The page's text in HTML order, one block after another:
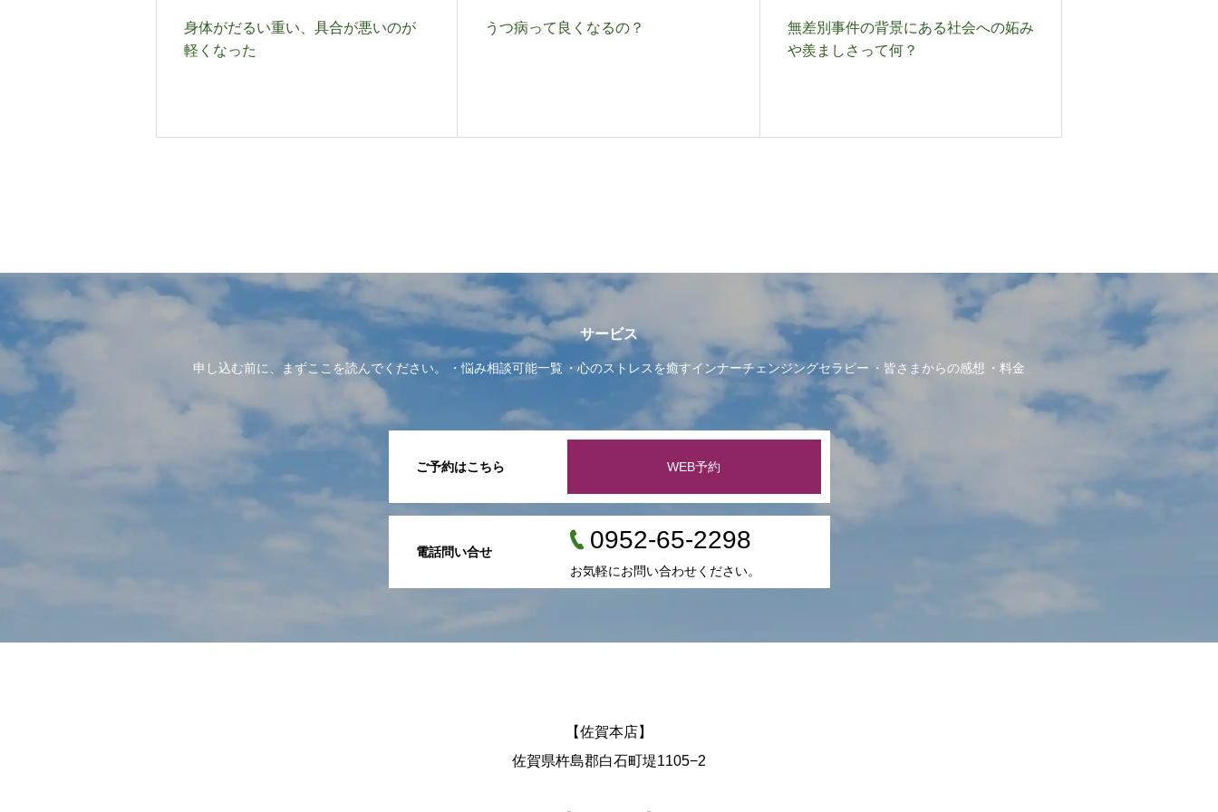
身体がだるい重い、具合が悪いのが
軽くなった
うつ病って良くなるの？
無差別事件の背景にある社会への妬み
や羨ましさって何？
サービス
申し込む前に、まずここを読んでください。 悩み相談可能一覧 心のストレスを癒すインナーチェンジングセラピー 皆さまからの感想 料金
ご予約はこちら WEB予約
電話問い合せ 0952-65-2298
お気軽にお問い合わせください。
【佐賀本店】
佐賀県杵島郡白石町堤1105−2